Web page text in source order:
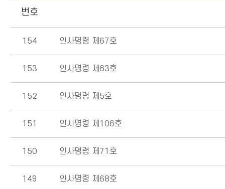
번호
154 인사명령 제67호
153 인사명령 제63호
152 인사명령 제5호
151 인사명령 제106호
150 인사명령 제71호
149 인사명령 제68호